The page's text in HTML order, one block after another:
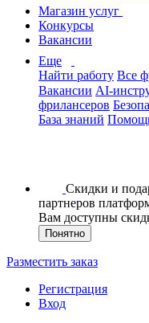
Магазин услуг
Конкурсы
Вакансии
Еще
Найти работу Все
Вакансии AI-
фрилансеров
База знаний
Скидки и
партнеров
Вам доступны
Понятно
Разместить заказ
Регистрация
Вход